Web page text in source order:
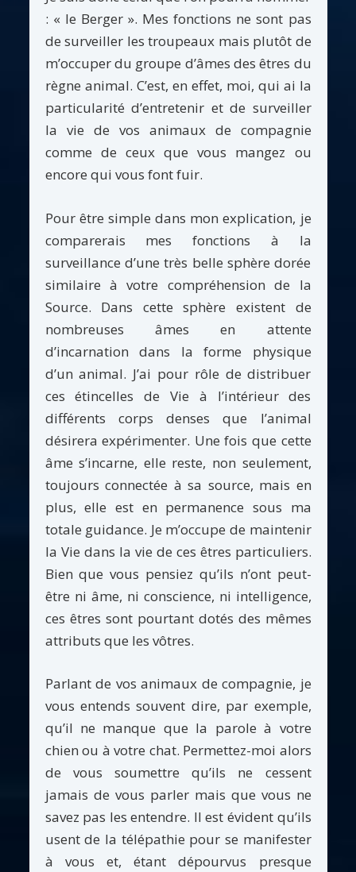
: « le Berger ». Mes fonctions ne sont pas
de surveiller les troupeaux mais plutôt de
m’occuper du groupe d’âmes des êtres du
règne animal. C’est, en effet, moi, qui ai la
particularité d’entretenir et de surveiller
la vie de vos animaux de compagnie
comme de ceux que vous mangez ou
encore qui vous font fuir.
Pour être simple dans mon explication, je
comparerais mes fonctions à la
surveillance d’une très belle sphère dorée
similaire à votre compréhension de la
Source. Dans cette sphère existent de
nombreuses âmes en attente
d’incarnation dans la forme physique
d’un animal. J’ai pour rôle de distribuer
ces étincelles de Vie à l’intérieur des
différents corps denses que l’animal
désirera expérimenter. Une fois que cette
âme s’incarne, elle reste, non seulement,
toujours connectée à sa source, mais en
plus, elle est en permanence sous ma
totale guidance. Je m’occupe de maintenir
la Vie dans la vie de ces êtres particuliers.
Bien que vous pensiez qu’ils n’ont peut-
être ni âme, ni conscience, ni intelligence,
ces êtres sont pourtant dotés des mêmes
attributs que les vôtres.
Parlant de vos animaux de compagnie, je
vous entends souvent dire, par exemple,
qu’il ne manque que la parole à votre
chien ou à votre chat. Permettez-moi alors
de vous soumettre qu’ils ne cessent
jamais de vous parler mais que vous ne
savez pas les entendre. Il est évident qu’ils
usent de la télépathie pour se manifester
à vous et, étant dépourvus presque